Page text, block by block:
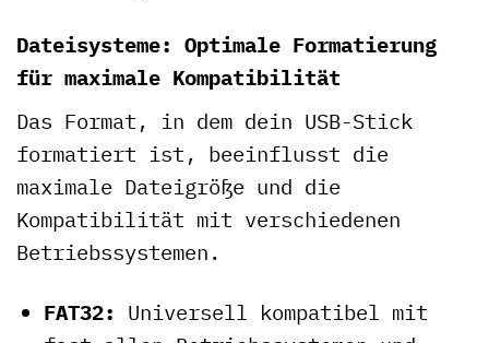
Dateisysteme: Optimale Formatierung
für maximale Kompatibilität
Das Format, in dem dein USB-Stick
formatiert ist, beeinflusst die
maximale Dateigröße und die
Kompatibilität mit verschiedenen
Betriebssystemen.
FAT32: Universell kompatibel mit